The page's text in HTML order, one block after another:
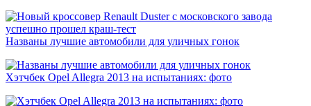
Названы лучшие автомобили для уличных гонок
Хэтчбек Opel Allegra 2013 на испытаниях: фото